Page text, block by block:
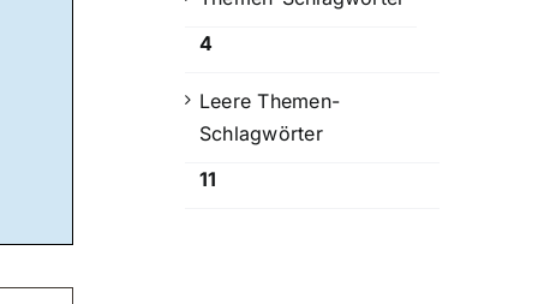
4
Leere Themen-
Schlagwörter
11